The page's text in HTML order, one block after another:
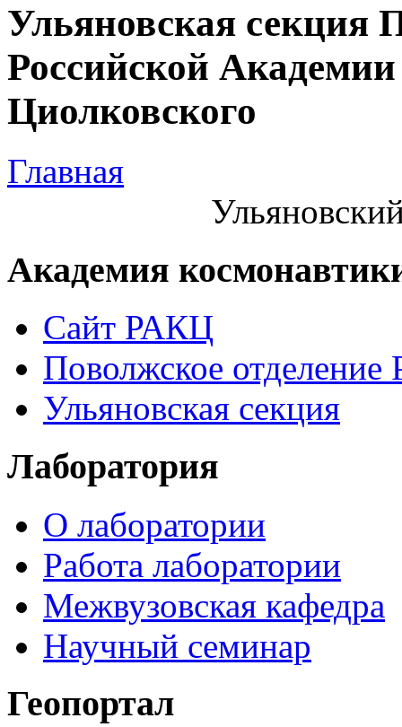
Ульяновская секция
Российской
Циолковского
Главная
Академия
Сайт РАКЦ
Поволжское
Ульяновская секция
Лаборатория
О лаборатории
Работа лаборатории
Межвузовская кафедра
Научный семинар
Геопортал